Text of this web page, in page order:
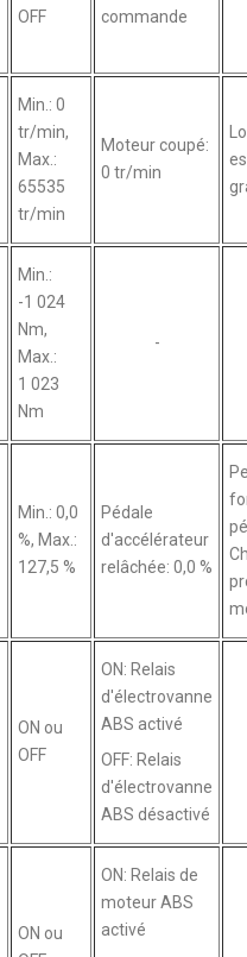
OFF
commande
Min.: 0
tr/min,
Max.:
65535
tr/min
Moteur coupé:
0 tr/min
Min.:
-1 024
Nm,
Max.:
1 023
Nm
-
Min.: 0,0
%, Max.:
127,5 %
Pédale
d'accélérateur
relâchée: 0,0 %
ON ou
OFF
ON: Relais
d'électrovanne
ABS activé
OFF: Relais
d'électrovanne
ABS désactivé
ON ou
ON: Relais de
moteur ABS
activé